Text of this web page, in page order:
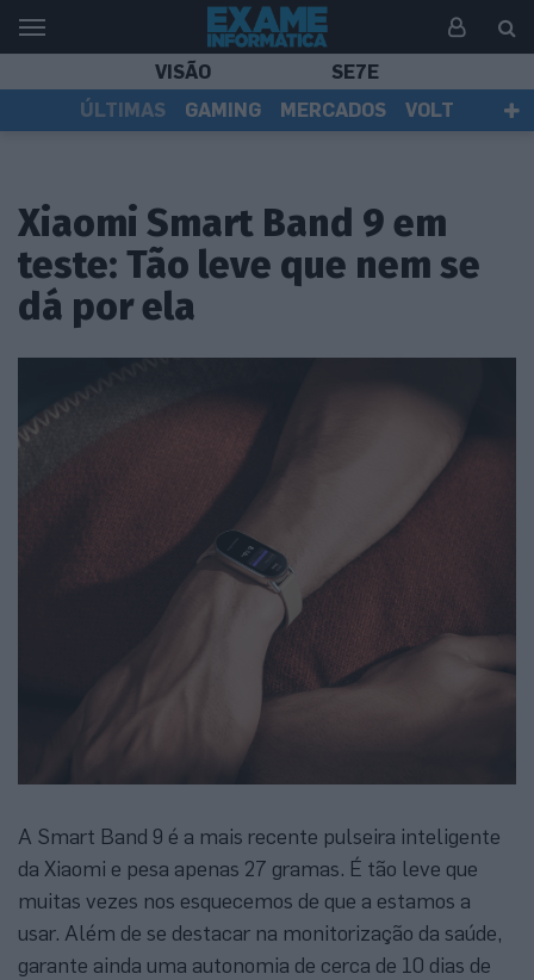
VISÃO
SE7E
ÚLTIMAS
GAMING MERCADOS
VOLT
Xiaomi Smart Band 9 em
teste: Tão leve que nem se
dá por ela
A Smart Band 9 é a mais recente pulseira inteligente
da Xiaomi e pesa apenas 27 gramas. É tão leve que
muitas vezes nos esquecemos de que a estamos a
usar. Além de se destacar na monitorização da saúde,
garante ainda uma autonomia de cerca de 10 dias de